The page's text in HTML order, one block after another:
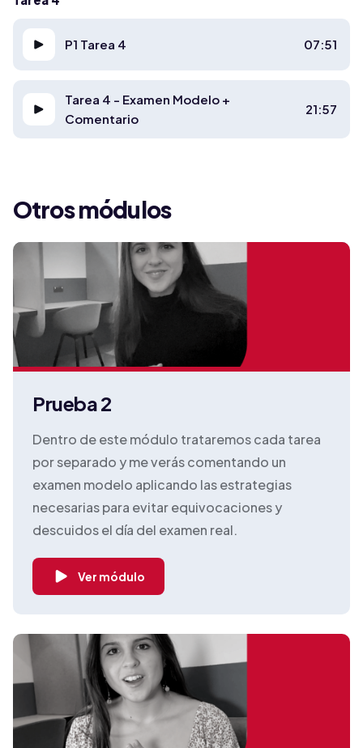
P1 Tarea 4 07:51
Tarea 4 - Examen Modelo +
Comentario
21:57
Otros módulos
Prueba 2
Dentro de este módulo trataremos cada tarea
por separado y me verás comentando un
examen modelo aplicando las estrategias
necesarias para evitar equivocaciones y
descuidos el día del examen real.
Ver módulo